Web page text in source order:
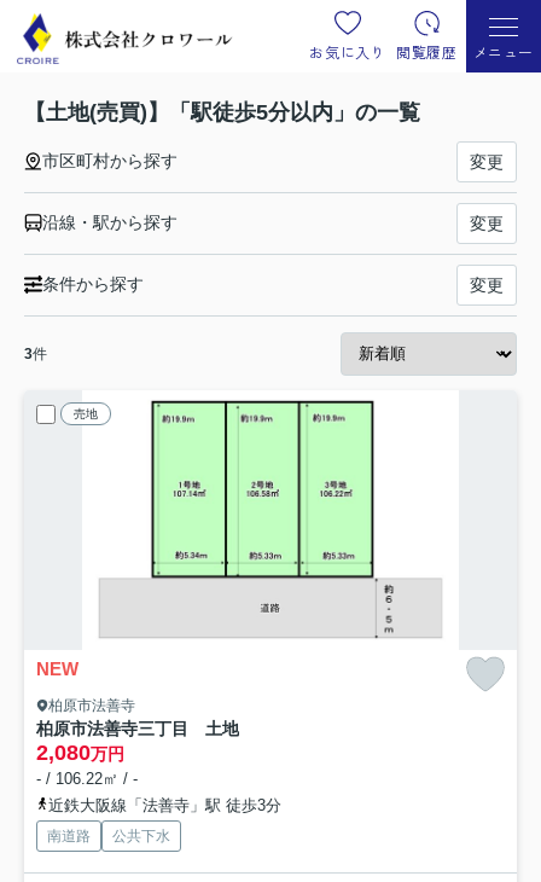
お気に入り 閲覧履歴 メニュー
【土地(売買)】「駅徒歩5分以内」の一覧
市区町村から探す 変更
沿線・駅から探す 変更
条件から探す 変更
3件
売地
NEW
柏原市法善寺
柏原市法善寺三丁目 土地
2,080万円
- / 106.22㎡ / -
近鉄大阪線「法善寺」駅 徒歩3分
南道路 公共下水